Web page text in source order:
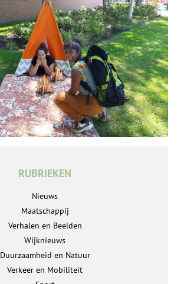
RUBRIEKEN
Nieuws
Maatschappij
Verhalen en Beelden
Wijknieuws
Duurzaamheid en Natuur
Verkeer en Mobiliteit